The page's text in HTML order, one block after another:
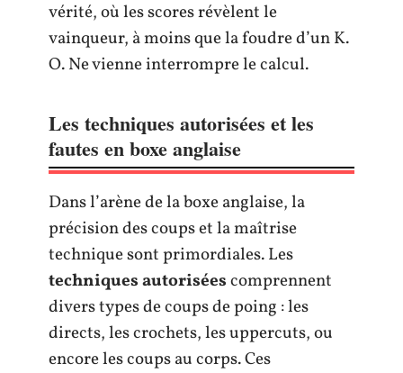
vérité, où les scores révèlent le
vainqueur, à moins que la foudre d’un K.
O. Ne vienne interrompre le calcul.
Les techniques autorisées et les
fautes en boxe anglaise
Dans l’arène de la boxe anglaise, la
précision des coups et la maîtrise
technique sont primordiales. Les
techniques autoriséescomprennent
divers types de coups de poing : les
directs, les crochets, les uppercuts, ou
encore les coups au corps. Ces